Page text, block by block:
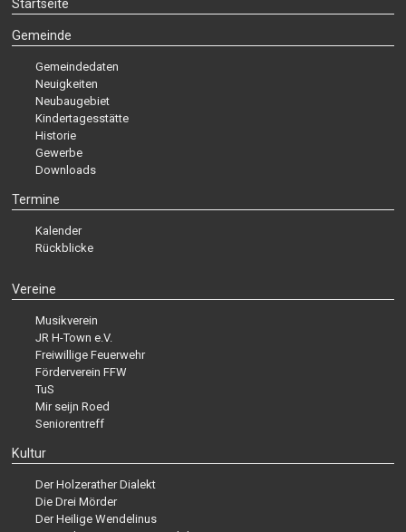
Startseite
Gemeinde
Gemeindedaten
Neuigkeiten
Neubaugebiet
Kindertagesstätte
Historie
Gewerbe
Downloads
Termine
Kalender
Rückblicke
Vereine
Musikverein
JR H-Town e.V.
Freiwillige Feuerwehr
Förderverein FFW
TuS
Mir seijn Roed
Seniorentreff
Kultur
Der Holzerather Dialekt
Die Drei Mörder
Der Heilige Wendelinus